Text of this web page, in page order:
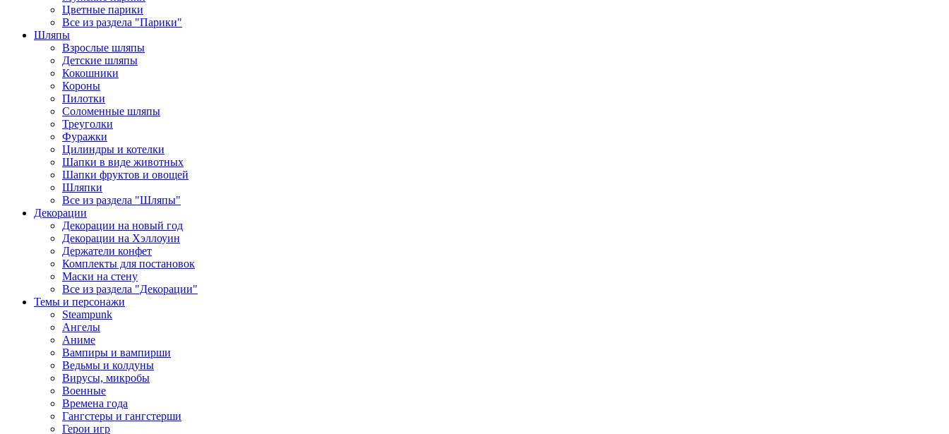
Цветные парики
Все из раздела "Парики"
Шляпы
Взрослые шляпы
Детские шляпы
Кокошники
Короны
Пилотки
Соломенные шляпы
Треуголки
Фуражки
Цилиндры и котелки
Шапки в виде животных
Шапки фруктов и овощей
Шляпки
Все из раздела "Шляпы"
Декорации
Декорации на новый год
Декорации на Хэллоуин
Держатели конфет
Комплекты для постановок
Маски на стену
Все из раздела "Декорации"
Темы и персонажи
Steampunk
Ангелы
Аниме
Вампиры и вампирши
Ведьмы и колдуны
Вирусы, микробы
Военные
Времена года
Гангстеры и гангстерши
Герои игр